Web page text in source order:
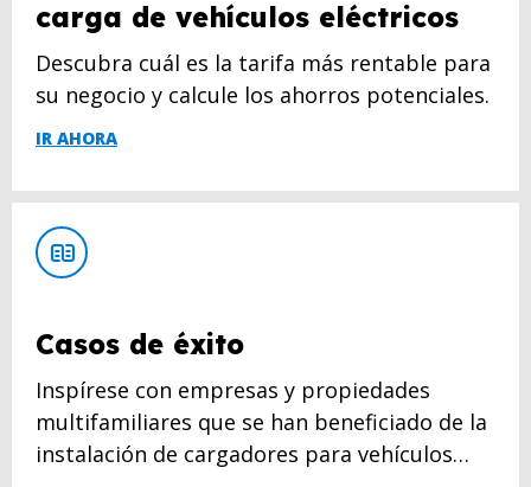
carga de vehículos eléctricos
Descubra cuál es la tarifa más rentable para
su negocio y calcule los ahorros potenciales.
IR AHORA
Casos de éxito
Inspírese con empresas y propiedades
multifamiliares que se han beneficiado de la
instalación de cargadores para vehículos